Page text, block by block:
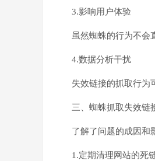
3.影响用户体验
虽然蜘蛛的行为不会
4.数据分析干扰
失效链接的抓取行为
三、蜘蛛抓取失效链
了解了问题的成因和
1.定期清理网站的死